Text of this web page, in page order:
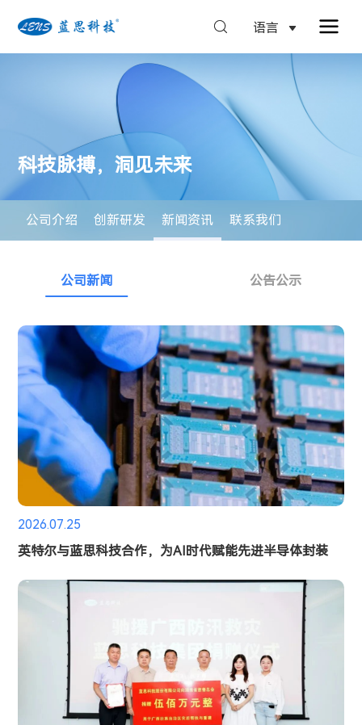
语言
科技脉搏，洞见未来
公司介绍 创新研发 新闻资讯 联系我们
公司新闻 公告公示
2026.07.25
英特尔与蓝思科技合作，为AI时代赋能先进半导体封装